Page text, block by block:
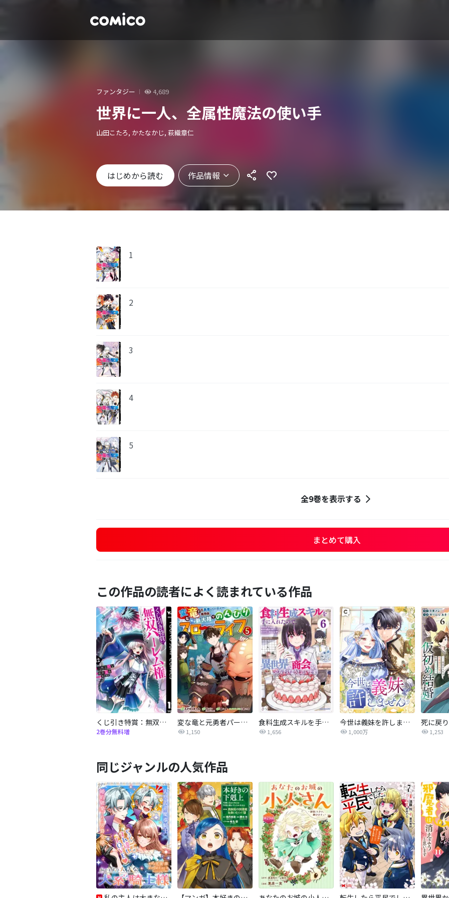
ファンタジー 4,689
世界に一人、全属性魔法の使い手
山田こたろ, かたなかじ, 萩織章仁
はじめから読む 作品情報
1
2
3
4
5
全9巻を表示する
まとめて購入
この作品の読者によく読まれている作品
くじ引き特賞：無双ハーレム権
2巻分無料増
変な竜と元勇者パーティー雑用係、新大陸でのんびりスローライフ
1,150
食料生成スキルを手に入れたので、異世界で商会を立ち上げようと思います
1,656
今世は義妹を許しません
1,000万 1,253
同じジャンルの人気作品